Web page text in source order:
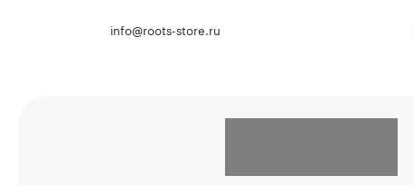
info@roots-store.ru